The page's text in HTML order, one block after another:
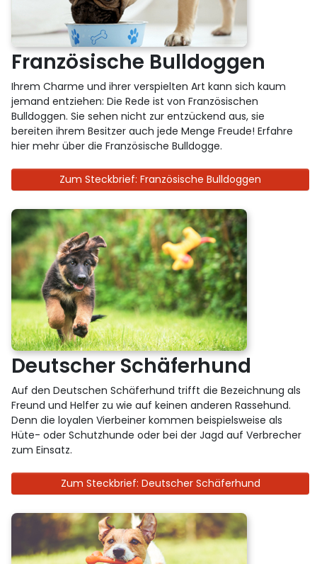
Französische Bulldoggen
Ihrem Charme und ihrer verspielten Art kann sich kaum
jemand entziehen: Die Rede ist von Französischen
Bulldoggen. Sie sehen nicht zur entzückend aus, sie
bereiten ihrem Besitzer auch jede Menge Freude! Erfahre
hier mehr über die Französische Bulldogge.
Zum Steckbrief: Französische Bulldoggen
Deutscher Schäferhund
Auf den Deutschen Schäferhund trifft die Bezeichnung als
Freund und Helfer zu wie auf keinen anderen Rassehund.
Denn die loyalen Vierbeiner kommen beispielsweise als
Hüte- oder Schutzhunde oder bei der Jagd auf Verbrecher
zum Einsatz.
Zum Steckbrief: Deutscher Schäferhund